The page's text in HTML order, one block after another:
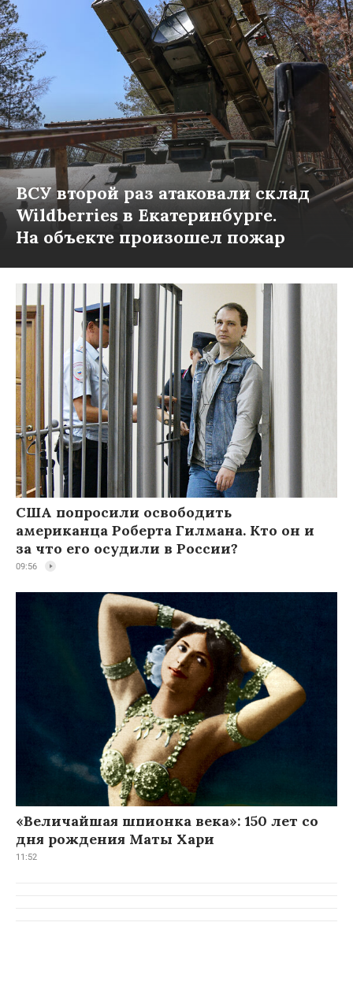
ВСУ второй раз атаковали склад
Wildberries в Екатеринбурге.
На объекте произошел пожар
США попросили освободить
американца Роберта Гилмана. Кто он и
за что его осудили в России?
09:56
«Величайшая шпионка века»: 150 лет со
дня рождения Маты Хари
11:52